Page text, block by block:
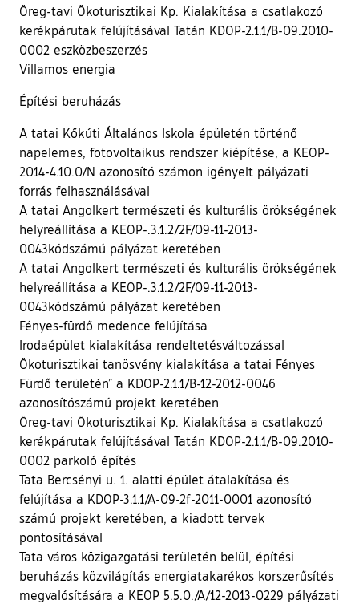
Öreg-tavi Ökoturisztikai Kp. Kialakítása a csatlakozó
kerékpárutak felújításával Tatán KDOP-2.1.1/B-09.2010-
0002 eszközbeszerzés
Villamos energia
Építési beruházás
A tatai Kőkúti Általános Iskola épületén történő
napelemes, fotovoltaikus rendszer kiépítése, a KEOP-
2014-4.10.0/N azonosító számon igényelt pályázati
forrás felhasználásával
A tatai Angolkert természeti és kulturális örökségének
helyreállítása a KEOP-.3.1.2/2F/09-11-2013-
0043kódszámú pályázat keretében
A tatai Angolkert természeti és kulturális örökségének
helyreállítása a KEOP-.3.1.2/2F/09-11-2013-
0043kódszámú pályázat keretében
Fényes-fürdő medence felújítása
Irodaépület kialakítása rendeltetésváltozással
Ökoturisztikai tanösvény kialakítása a tatai Fényes
Fürdő területén” a KDOP-2.1.1/B-12-2012-0046
azonosítószámú projekt keretében
Öreg-tavi Ökoturisztikai Kp. Kialakítása a csatlakozó
kerékpárutak felújításával Tatán KDOP-2.1.1/B-09.2010-
0002 parkoló építés
Tata Bercsényi u. 1. alatti épület átalakítása és
felújítása a KDOP-3.1.1/A-09-2f-2011-0001 azonosító
számú projekt keretében, a kiadott tervek
pontosításával
Tata város közigazgatási területén belül, építési
beruházás közvilágítás energiatakarékos korszerűsítés
megvalósítására a KEOP 5.5.0./A/12-2013-0229 pályázati